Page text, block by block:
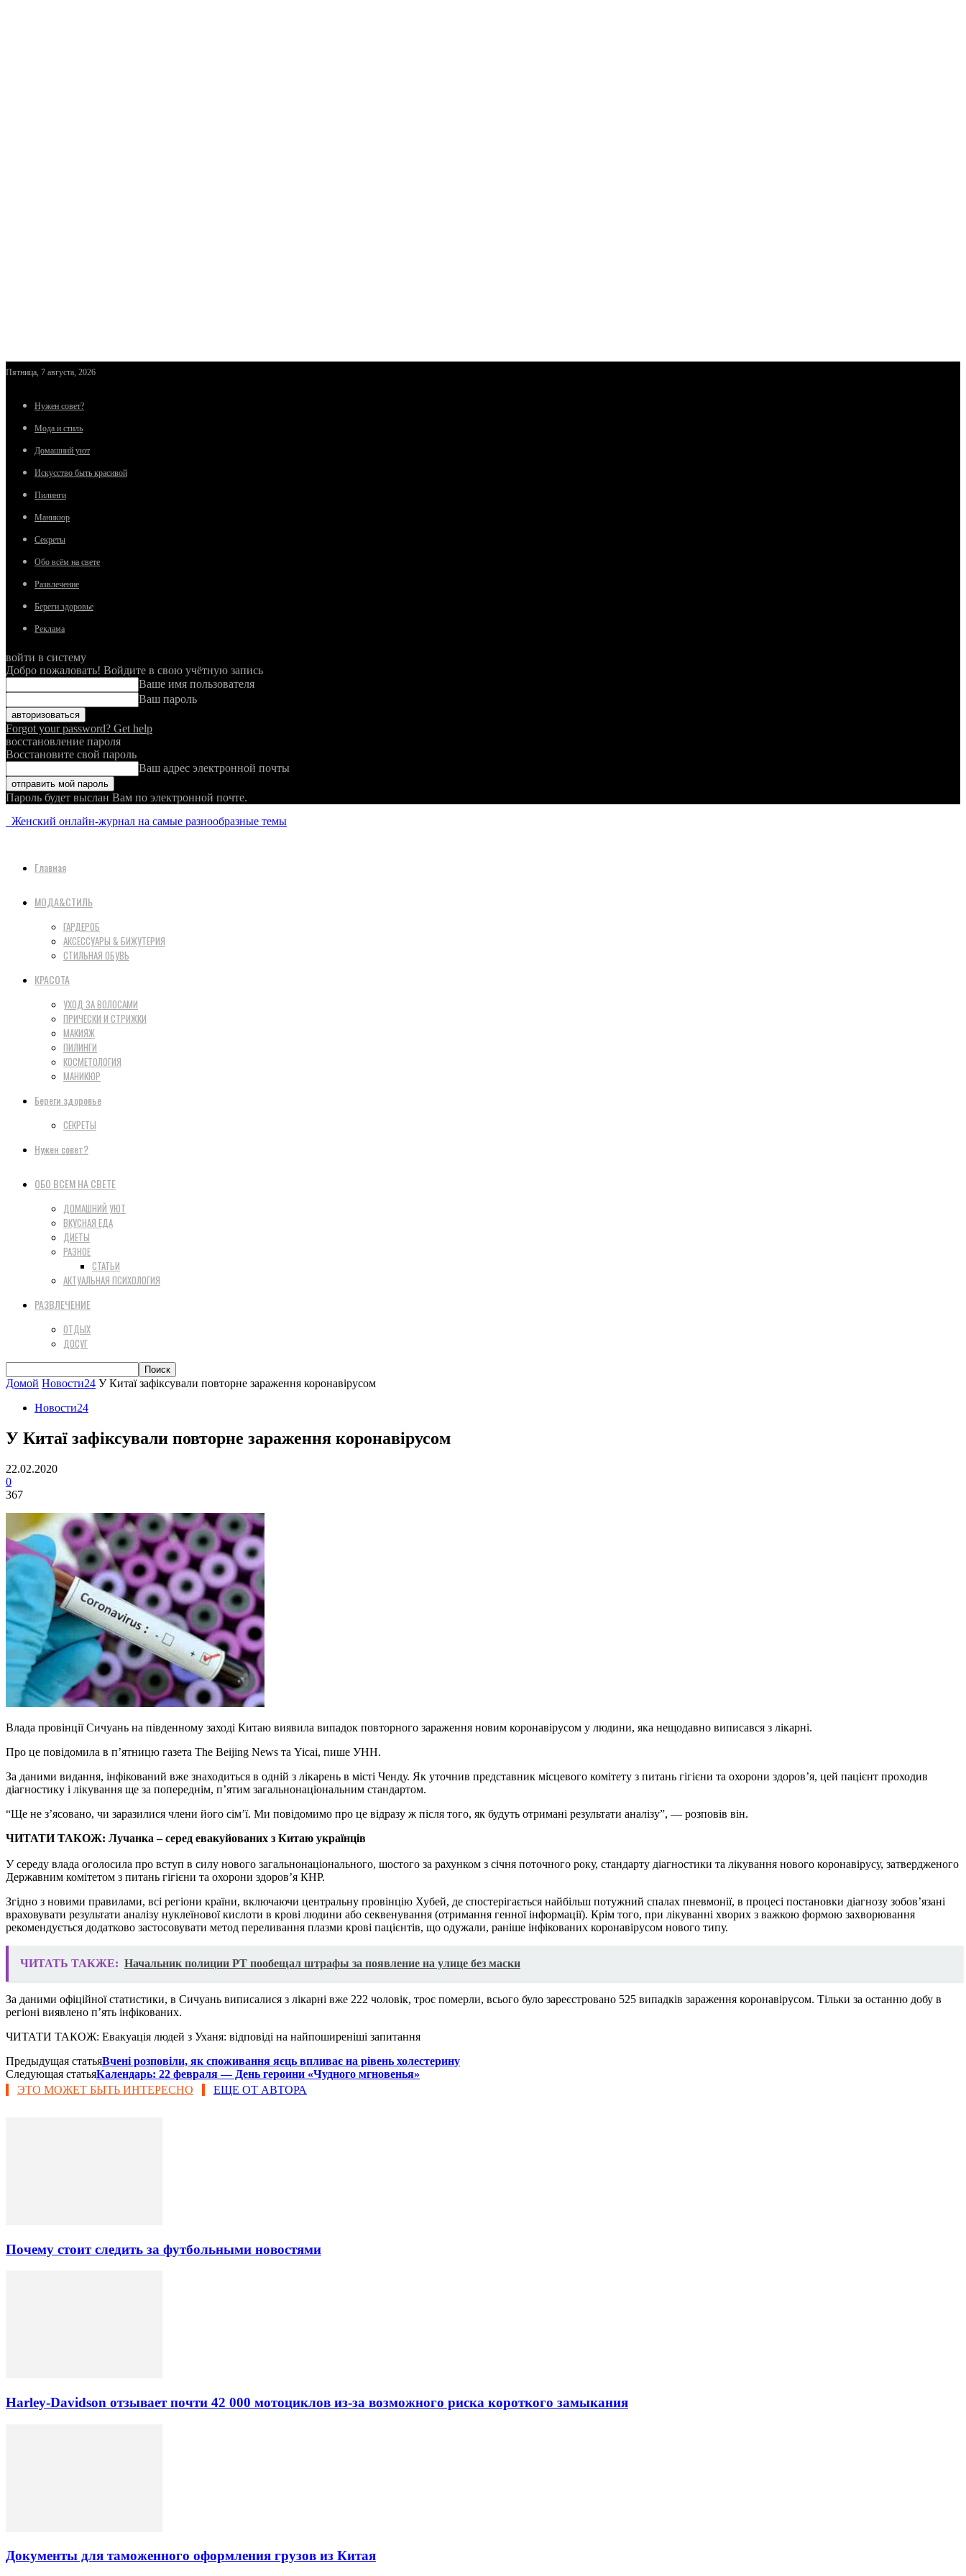
Пятница, 7 августа, 2026
Нужен совет?
Мода и стиль
Домашний уют
Искусство быть красивой
Пилинги
Маникюр
Секреты
Обо всём на свете
Развлечение
Береги здоровье
Реклама
войти в систему
Добро пожаловать! Войдите в свою учётную запись
Ваше имя пользователя
Ваш пароль
Forgot your password? Get help
восстановление пароля
Восстановите свой пароль
Ваш адрес электронной почты
Пароль будет выслан Вам по электронной почте.
Женский онлайн-журнал на самые разнообразные темы
Главная
МОДА&СТИЛЬ
ГАРДЕРОБ
АКСЕССУАРЫ & БИЖУТЕРИЯ
СТИЛЬНАЯ ОБУВЬ
КРАСОТА
УХОД ЗА ВОЛОСАМИ
ПРИЧЕСКИ И СТРИЖКИ
МАКИЯЖ
ПИЛИНГИ
КОСМЕТОЛОГИЯ
МАНИКЮР
Береги здоровье
СЕКРЕТЫ
Нужен совет?
ОБО ВСЕМ НА СВЕТЕ
ДОМАШНИЙ УЮТ
ВКУСНАЯ ЕДА
ДИЕТЫ
РАЗНОЕ
СТАТЬИ
АКТУАЛЬНАЯ ПСИХОЛОГИЯ
РАЗВЛЕЧЕНИЕ
ОТДЫХ
ДОСУГ
Домой Новости24 У Китаї зафіксували повторне зараження коронавірусом
Новости24
У Китаї зафіксували повторне зараження коронавірусом
22.02.2020
0
367
Влада провінції Сичуань на південному заході Китаю виявила випадок повторного зараження новим коронавірусом у людини, яка нещодавно виписався з лікарні.
Про це повідомила в п’ятницю газета The Beijing News та Yicai, пише УНН.
За даними видання, інфікований вже знаходиться в одній з лікарень в місті Ченду. Як уточнив представник місцевого комітету з питань гігієни та охорони здоров’я, цей пацієнт проходив
діагностику і лікування ще за попереднім, п’ятим загальнонаціональним стандартом.
“Ще не з’ясовано, чи заразилися члени його сім’ї. Ми повідомимо про це відразу ж після того, як будуть отримані результати аналізу”, — розповів він.
ЧИТАТИ ТАКОЖ: Лучанка – серед евакуйованих з Китаю українців
У середу влада оголосила про вступ в силу нового загальнонаціонального, шостого за рахунком з січня поточного року, стандарту діагностики та лікування нового коронавірусу, затвердженого
Державним комітетом з питань гігієни та охорони здоров’я КНР.
Згідно з новими правилами, всі регіони країни, включаючи центральну провінцію Хубей, де спостерігається найбільш потужний спалах пневмонії, в процесі постановки діагнозу зобов’язані
враховувати результати аналізу нуклеїнової кислоти в крові людини або секвенування (отримання генної інформації). Крім того, при лікуванні хворих з важкою формою захворювання
рекомендується додатково застосовувати метод переливання плазми крові пацієнтів, що одужали, раніше інфікованих коронавірусом нового типу.
ЧИТАТЬ ТАКЖЕ: Начальник полиции РТ пообещал штрафы за появление на улице без маски
За даними офіційної статистики, в Сичуань виписалися з лікарні вже 222 чоловік, троє померли, всього було зареєстровано 525 випадків зараження коронавірусом. Тільки за останню добу в
регіоні виявлено п’ять інфікованих.
ЧИТАТИ ТАКОЖ: Евакуація людей з Уханя: відповіді на найпоширеніші запитання
Предыдущая статьяВчені розповіли, як споживання яєць впливає на рівень холестерину
Следующая статьяКалендарь: 22 февраля — День героини «Чудного мгновенья»
ЭТО МОЖЕТ БЫТЬ ИНТЕРЕСНО
ЕЩЕ ОТ АВТОРА
Почему стоит следить за футбольными новостями
Harley-Davidson отзывает почти 42 000 мотоциклов из-за возможного риска короткого замыкания
Документы для таможенного оформления грузов из Китая